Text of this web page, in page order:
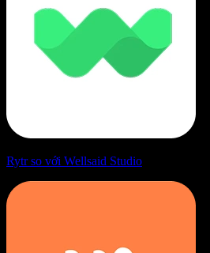
Rytr so với Wellsaid Studio